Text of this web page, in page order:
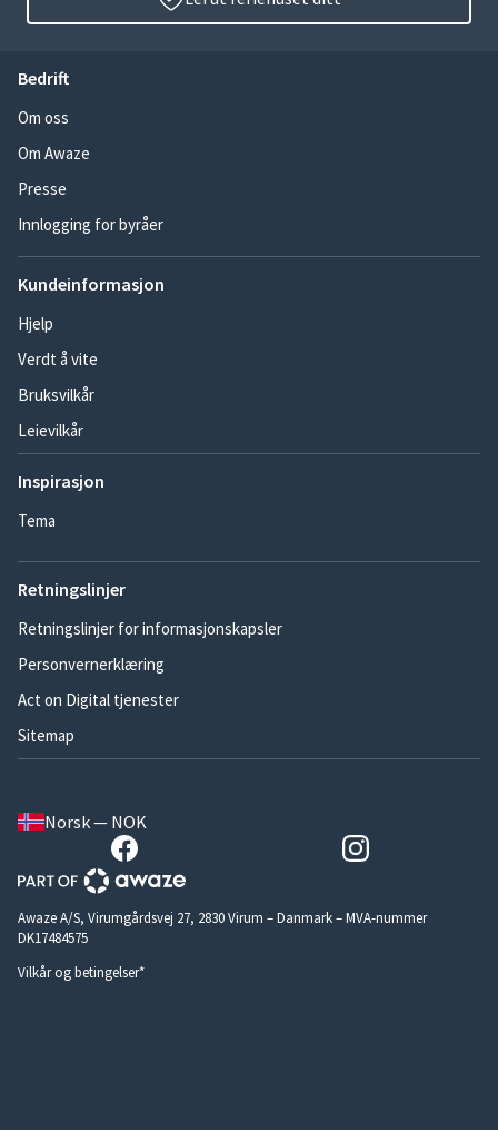
Bedrift
Om oss
Om Awaze
Presse
Innlogging for byråer
Kundeinformasjon
Hjelp
Verdt å vite
Bruksvilkår
Leievilkår
Inspirasjon
Tema
Retningslinjer
Retningslinjer for informasjonskapsler
Personvernerklæring
Act on Digital tjenester
Sitemap
Norsk — NOK
Awaze A/S, Virumgårdsvej 27, 2830 Virum – Danmark – MVA-nummer
DK17484575
Vilkår og betingelser*